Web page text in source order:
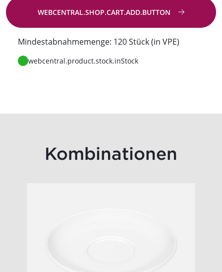
WEBCENTRAL.SHOP.CART.ADD.BUTTON
Mindestabnahmemenge: 120 Stück (in VPE)
webcentral.product.stock.inStock
Kombinationen